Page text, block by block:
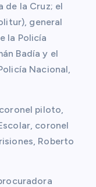
de la Cruz; el
general
la Policía
Badía y el
Nacional,
piloto,
coronel
Roberto